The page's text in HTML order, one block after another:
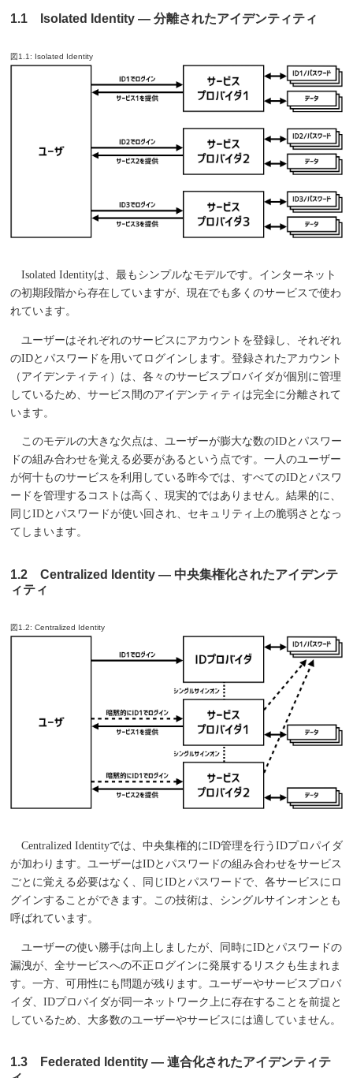
1.1 Isolated Identity ― 分離されたアイデンティティ
図1.1: Isolated Identity
Isolated Identityは、最もシンプルなモデルです。インターネット
の初期段階から存在していますが、現在でも多くのサービスで使わ
れています。
ユーザーはそれぞれのサービスにアカウントを登録し、それぞれ
のIDとパスワードを用いてログインします。登録されたアカウント
（アイデンティティ）は、各々のサービスプロバイダが個別に管理
しているため、サービス間のアイデンティティは完全に分離されて
います。
このモデルの大きな欠点は、ユーザーが膨大な数のIDとパスワー
ドの組み合わせを覚える必要があるという点です。一人のユーザー
が何十ものサービスを利用している昨今では、すべてのIDとパスワ
ードを管理するコストは高く、現実的ではありません。結果的に、
同じIDとパスワードが使い回され、セキュリティ上の脆弱さとなっ
てしまいます。
1.2 Centralized Identity ― 中央集権化されたアイデンテ
ィティ
図1.2: Centralized Identity
Centralized Identityでは、中央集権的にID管理を行うIDプロパイダ
が加わります。ユーザーはIDとパスワードの組み合わせをサービス
ごとに覚える必要はなく、同じIDとパスワードで、各サービスにロ
グインすることができます。この技術は、シングルサインオンとも
呼ばれています。
ユーザーの使い勝手は向上しましたが、同時にIDとパスワードの
漏洩が、全サービスへの不正ログインに発展するリスクも生まれま
す。一方、可用性にも問題が残ります。ユーザーやサービスプロバ
イダ、IDプロバイダが同一ネットワーク上に存在することを前提と
しているため、大多数のユーザーやサービスには適していません。
1.3 Federated Identity ― 連合化されたアイデンティテ